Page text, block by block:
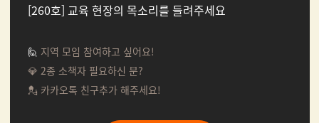
[260호] 교육 현장의 목소리를 들려주세요
🙋 지역 모임 참여하고 싶어요!
💎 2종 소책자 필요하신 분?
💂 카카오톡 친구추가 해주세요!